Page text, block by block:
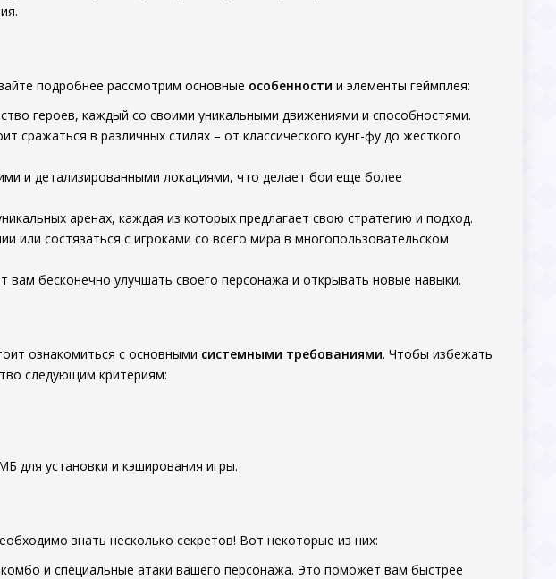
подробнее рассмотрим основные особенности и элементы геймплея:
героев, каждый со своими уникальными движениями и способностями.
сражаться в различных стилях – от классического кунг-фу до жесткого
и детализированными локациями, что делает бои еще более
аренах, каждая из которых предлагает свою стратегию и подход.
или состязаться с игроками со всего мира в многопользовательском
вам бесконечно улучшать своего персонажа и открывать новые навыки.
ознакомиться с основными системными требованиями. Чтобы избежать
следующим критериям:
для установки и кэширования игры.
знать несколько секретов! Вот некоторые из них:
и специальные атаки вашего персонажа. Это поможет вам быстрее